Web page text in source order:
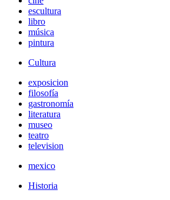
escultura
libro
música
pintura
Cultura
exposicion
filosofía
gastronomía
literatura
museo
teatro
television
mexico
Historia